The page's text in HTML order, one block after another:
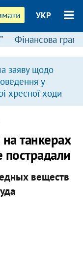
УКР
Фінансова
заяву щодо
у
хресної ходи
танкерах
веществ